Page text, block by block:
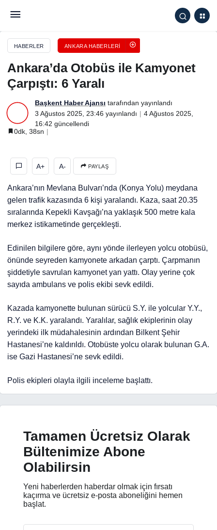
HABERLER ANKARA HABERLERI
Ankara’da Otobüs ile Kamyonet
Çarpıştı: 6 Yaralı
Başkent Haber Ajansı tarafından yayınlandı
3 Ağustos 2025, 23:46 yayınlandı
4 Ağustos 2025,
16:42 güncellendi
0dk, 38sn
A+ A- PAYLAŞ
Ankara’nın Mevlana Bulvarı’nda (Konya Yolu) meydana
gelen trafik kazasında 6 kişi yaralandı. Kaza, saat 20.35
sıralarında Kepekli Kavşağı’na yaklaşık 500 metre kala
merkez istikametinde gerçekleşti.
Edinilen bilgilere göre, aynı yönde ilerleyen yolcu otobüsü,
önünde seyreden kamyonete arkadan çarptı. Çarpmanın
şiddetiyle savrulan kamyonet yan yattı. Olay yerine çok
sayıda ambulans ve polis ekibi sevk edildi.
Kazada kamyonette bulunan sürücü S.Y. ile yolcular Y.Y.,
R.Y. ve K.K. yaralandı. Yaralılar, sağlık ekiplerinin olay
yerindeki ilk müdahalesinin ardından Bilkent Şehir
Hastanesi’ne kaldırıldı. Otobüste yolcu olarak bulunan G.A.
ise Gazi Hastanesi’ne sevk edildi.
Polis ekipleri olayla ilgili inceleme başlattı.
Ankara’da Otobüs ile Kamyonet Çarpıştı: 6 Yaralı
Tamamen Ücretsiz Olarak
Bültenimize Abone
Olabilirsin
Yeni haberlerden haberdar olmak için fırsatı
kaçırma ve ücretsiz e-posta aboneliğini hemen
başlat.